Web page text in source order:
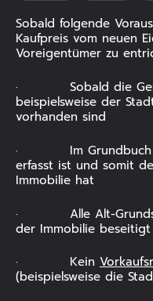
ANZEIGEN
Sobald folgende
Kaufpreis vom neuen
Voreigentümer zu
· Sobald die
beispielsweise der
vorhanden sind
· Im Grundbuch
erfasst ist und somit
Immobilie hat
· Alle Alt-
der Immobilie
· Kein
(beispielsweise die